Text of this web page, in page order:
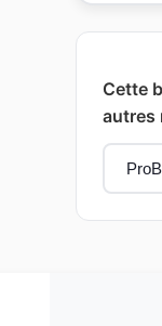
Cette
autres